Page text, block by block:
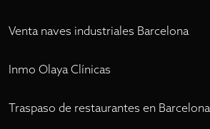
Venta naves industriales Barcelona
Inmo Olaya Clínicas
Traspaso de restaurantes en Barcelona